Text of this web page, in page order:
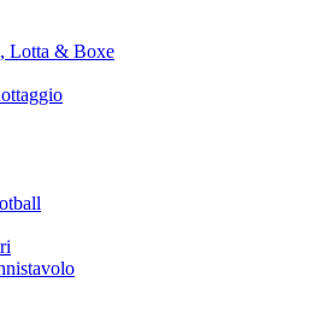
Lotta & Boxe